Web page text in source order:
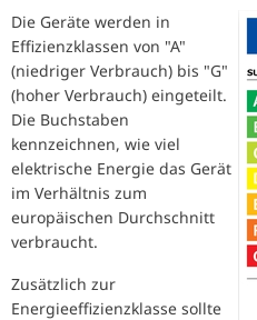
Die Geräte werden in
Effizienzklassen von "A"
(niedriger Verbrauch) bis "G"
(hoher Verbrauch) eingeteilt.
Die Buchstaben
kennzeichnen, wie viel
elektrische Energie das Gerät
im Verhältnis zum
europäischen Durchschnitt
verbraucht.
Zusätzlich zur
Energieeffizienzklasse sollte